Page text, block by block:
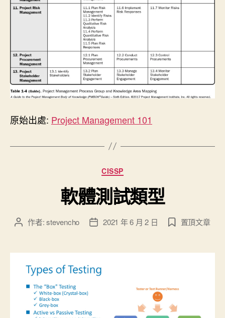
原始出處: Project Management 101
分
類
CISSP
軟體測試類型
文
者
作者:stevencho
文
佈
日
期
2021 年 6 月 2 日 置頂文章